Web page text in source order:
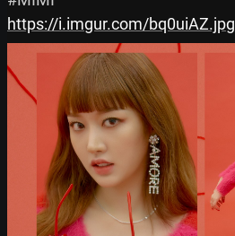
https://i.imgur.com/bq0uiAZ.jpg